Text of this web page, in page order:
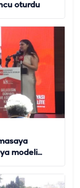
oturdu
modeli...